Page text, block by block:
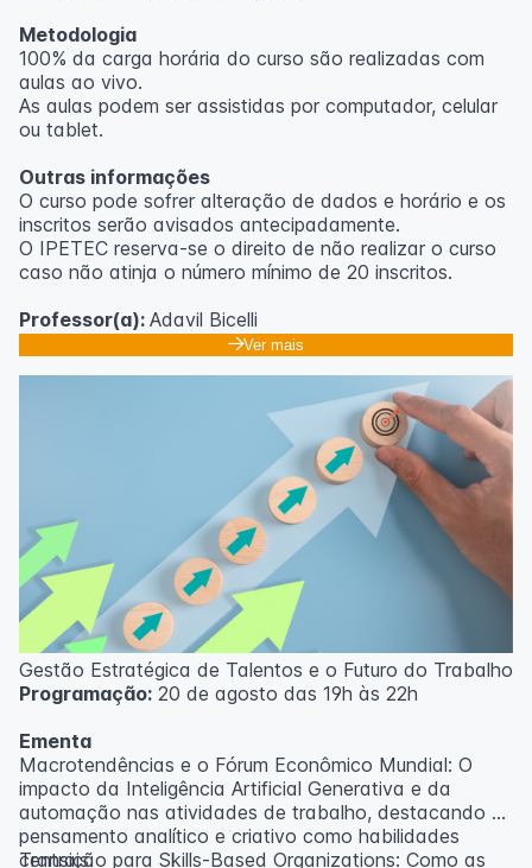
Metodologia
100% da carga horária do curso são realizadas com
aulas ao vivo.
As aulas podem ser assistidas por computador, celular
ou tablet.
Outras informações
O curso pode sofrer alteração de dados e horário e os
inscritos serão avisados ​​antecipadamente.
O IPETEC reserva-se o direito de não realizar o curso
caso não atinja o número mínimo de 20 inscritos.
Professor(a): Adavil Bicelli
Ver mais
Gestão Estratégica de Talentos e o Futuro do Trabalho
Programação: 20 de agosto das 19h às 22h
Ementa
Macrotendências e o Fórum Econômico Mundial: O
impacto da Inteligência Artificial Generativa e da
automação nas atividades de trabalho, destacando o
pensamento analítico e criativo como habilidades
centrais.
Transição para Skills-Based Organizations: Como as